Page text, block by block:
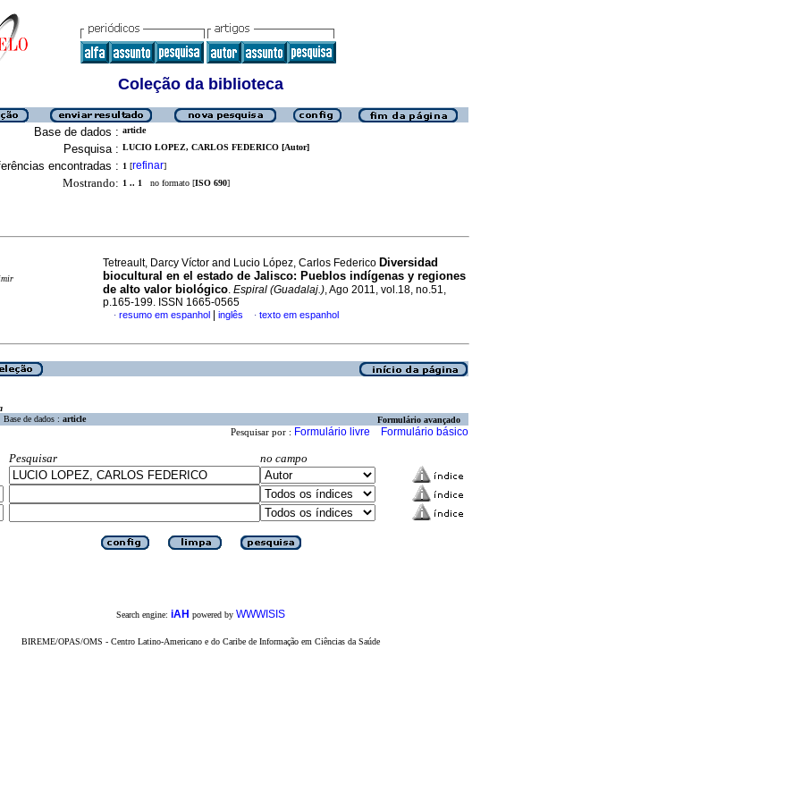
Coleção da biblioteca
Base de dados : article
Pesquisa : LUCIO LOPEZ, CARLOS FEDERICO [Autor]
encontradas : 1 [refinar]
Mostrando: 1 .. 1 no formato [ISO 690]
Tetreault, Darcy Víctor and Lucio López, Carlos Federico Diversidad
biocultural en el estado de Jalisco: Pueblos indígenas y regiones
de alto valor biológico. Espiral (Guadalaj.), Ago 2011, vol.18, no.51,
p.165-199. ISSN 1665-0565
· resumo em espanhol inglês · texto em espanhol
Base de dados : article Formulário avançado
Pesquisar por : Formulário livre Formulário básico
Pesquisar
no campo
Search engine: iAH powered by WWWISIS
BIREME/OPAS/OMS - Centro Latino-Americano e do Caribe de Informação em Ciências da Saúde